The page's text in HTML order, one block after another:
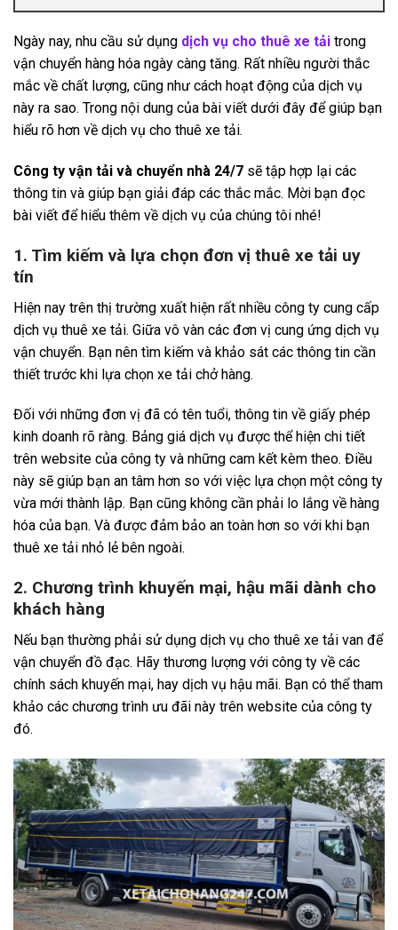
Ngày nay, nhu cầu sử dụng dịch vụ cho thuê xe tải trong
vận chuyển hàng hóa ngày càng tăng. Rất nhiều người thắc
mắc về chất lượng, cũng như cách hoạt động của dịch vụ
này ra sao. Trong nội dung của bài viết dưới đây để giúp bạn
hiểu rõ hơn về dịch vụ cho thuê xe tải.
Công ty vận tải và chuyển nhà 24/7 sẽ tập hợp lại các
thông tin và giúp bạn giải đáp các thắc mắc. Mời bạn đọc
bài viết để hiểu thêm về dịch vụ của chúng tôi nhé!
1. Tìm kiếm và lựa chọn đơn vị thuê xe tải uy
tín
Hiện nay trên thị trường xuất hiện rất nhiều công ty cung cấp
dịch vụ thuê xe tải. Giữa vô vàn các đơn vị cung ứng dịch vụ
vận chuyển. Bạn nên tìm kiếm và khảo sát các thông tin cần
thiết trước khi lựa chọn xe tải chở hàng.
Đối với những đơn vị đã có tên tuổi, thông tin về giấy phép
kinh doanh rõ ràng. Bảng giá dịch vụ được thể hiện chi tiết
trên website của công ty và những cam kết kèm theo. Điều
này sẽ giúp bạn an tâm hơn so với việc lựa chọn một công ty
vừa mới thành lập. Bạn cũng không cần phải lo lắng về hàng
hóa của bạn. Và được đảm bảo an toàn hơn so với khi bạn
thuê xe tải nhỏ lẻ bên ngoài.
2. Chương trình khuyến mại, hậu mãi dành cho
khách hàng
Nếu bạn thường phải sử dụng dịch vụ cho thuê xe tải van để
vận chuyển đồ đạc. Hãy thương lượng với công ty về các
chính sách khuyến mại, hay dịch vụ hậu mãi. Bạn có thể tham
khảo các chương trình ưu đãi này trên website của công ty
đó.